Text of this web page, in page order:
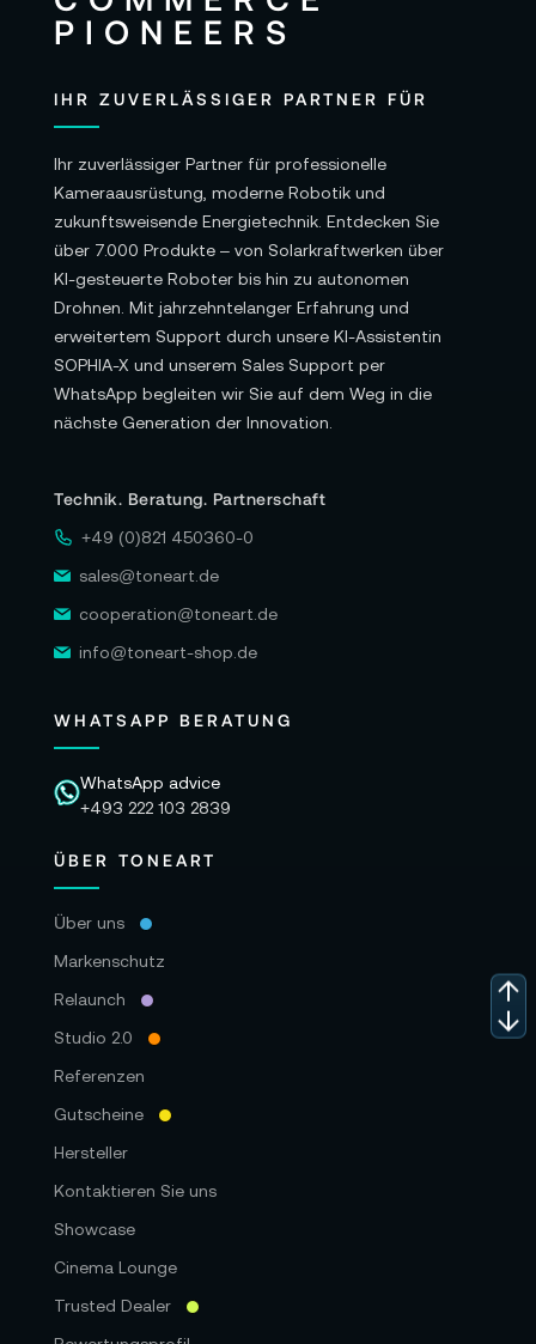
IHR ZUVERLÄSSIGER PARTNER FÜR
Ihr zuverlässiger Partner für professionelle
Kameraausrüstung, moderne Robotik und
zukunftsweisende Energietechnik. Entdecken Sie
über 7.000 Produkte – von Solarkraftwerken über
KI-gesteuerte Roboter bis hin zu autonomen
Drohnen. Mit jahrzehntelanger Erfahrung und
erweitertem Support durch unsere KI-Assistentin
SOPHIA-X und unserem Sales Support per
WhatsApp begleiten wir Sie auf dem Weg in die
nächste Generation der Innovation.
Technik. Beratung. Partnerschaft
+49 (0)821 450360-0
sales@toneart.de
cooperation@toneart.de
info@toneart-shop.de
WHATSAPP BERATUNG
WhatsApp advice
+493 222 103 2839
ÜBER TONEART
Über uns
Markenschutz
Relaunch
Studio 2.0
Referenzen
Gutscheine
Hersteller
Kontaktieren Sie uns
Showcase
Cinema Lounge
Trusted Dealer